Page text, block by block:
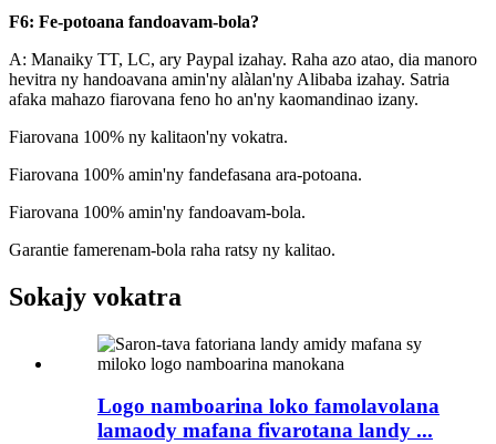
F6: Fe-potoana fandoavam-bola?
A: Manaiky TT, LC, ary Paypal izahay. Raha azo atao, dia manoro
hevitra ny handoavana amin'ny alàlan'ny Alibaba izahay. Satria
afaka mahazo fiarovana feno ho an'ny kaomandinao izany.
Fiarovana 100% ny kalitaon'ny vokatra.
Fiarovana 100% amin'ny fandefasana ara-potoana.
Fiarovana 100% amin'ny fandoavam-bola.
Garantie famerenam-bola raha ratsy ny kalitao.
Sokajy vokatra
Logo namboarina loko famolavolana
lamaody mafana fivarotana landy ...